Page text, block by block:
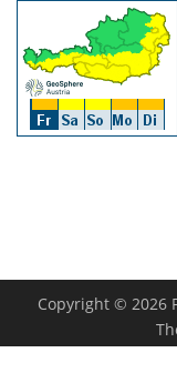
Copyright © 2026